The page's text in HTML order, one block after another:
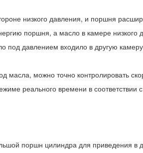
низкого давления, и поршня
поршня, а масло в камере
под давлением входило в другую
масла, можно точно
реального времени в
поршн цилиндра для приведения в